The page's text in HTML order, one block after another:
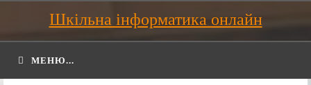
Шкільна інформатика онлайн
МЕНЮ...